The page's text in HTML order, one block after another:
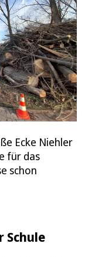
Ecke Niehler
für das
schon
Schule